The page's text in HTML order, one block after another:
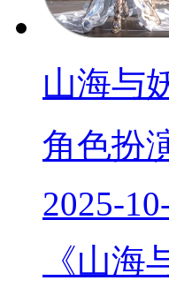
山海与
角色扮
2025-
《山